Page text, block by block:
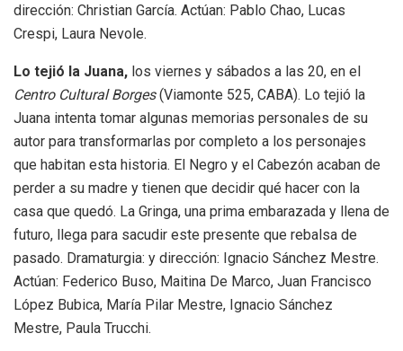
dirección: Christian García. Actúan: Pablo Chao, Lucas
Crespi, Laura Nevole.
Lo tejió la Juana, los viernes y sábados a las 20, en el
Centro Cultural Borges(Viamonte 525, CABA). Lo tejió la
Juana intenta tomar algunas memorias personales de su
autor para transformarlas por completo a los personajes
que habitan esta historia. El Negro y el Cabezón acaban de
perder a su madre y tienen que decidir qué hacer con la
casa que quedó. La Gringa, una prima embarazada y llena de
futuro, llega para sacudir este presente que rebalsa de
pasado. Dramaturgia: y dirección: Ignacio Sánchez Mestre.
Actúan: Federico Buso, Maitina De Marco, Juan Francisco
López Bubica, María Pilar Mestre, Ignacio Sánchez
Mestre, Paula Trucchi.